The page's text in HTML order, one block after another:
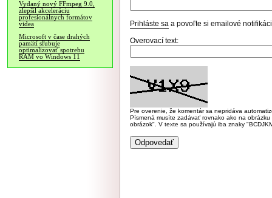
Vydaný nový FFmpeg 9.0,
zlepšil akceleráciu
profesionálnych formátov
videa
Microsoft v čase drahých
pamätí sľubuje
optimalizovať spotrebu
RAM vo Windows 11
Prihláste sa a povoľte si emailové
Overovací text:
Pre overenie, že komentár sa nepridáva
Písmená musíte zadávať rovnako ako na
obrázok". V texte sa používajú iba znaky